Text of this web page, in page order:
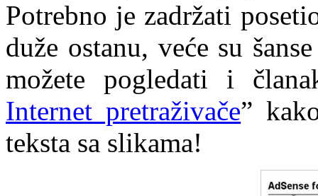
Potrebno je zadržati
duže ostanu, veće su
možete pogledati i
Internet pretraživače”
teksta sa slikama!